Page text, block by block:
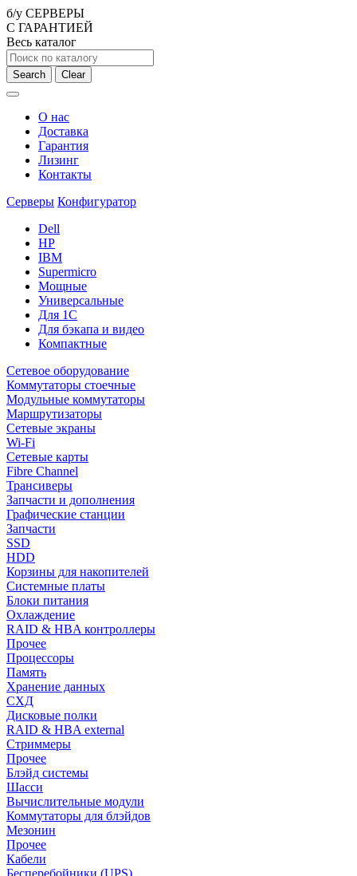
б/у СЕРВЕРЫ
С ГАРАНТИЕЙ
Весь каталог
Search Clear
О нас
Доставка
Гарантия
Лизинг
Контакты
Серверы Конфигуратор
Dell
HP
IBM
Supermicro
Мощные
Универсальные
Для 1С
Для бэкапа и видео
Компактные
Сетевое оборудование
Коммутаторы стоечные
Модульные коммутаторы
Маршрутизаторы
Сетевые экраны
Wi-Fi
Сетевые карты
Fibre Channel
Трансиверы
Запчасти и дополнения
Графические станции
Запчасти
SSD
HDD
Корзины для накопителей
Системные платы
Блоки питания
Охлаждение
RAID & HBA контроллеры
Прочее
Процессоры
Память
Хранение данных
СХД
Дисковые полки
RAID & HBA external
Стриммеры
Прочее
Блэйд системы
Шасси
Вычислительные модули
Коммутаторы для блэйдов
Мезонин
Прочее
Кабели
Бесперебойники (UPS)